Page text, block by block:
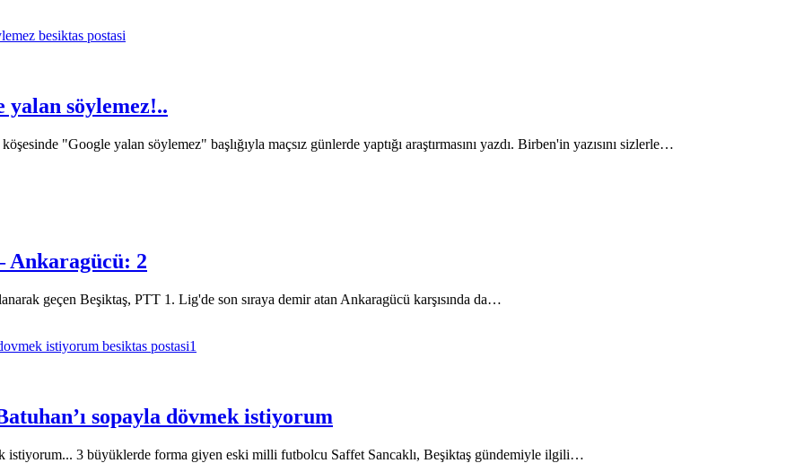
söylemez!..
"Google yalan söylemez" başlığıyla maçsız günlerde yaptığı araştırmasını yazdı. Birben'in yazısını sizlerle…
Ankaragücü: 2
geçen Beşiktaş, PTT 1. Lig'de son sıraya demir atan Ankaragücü karşısında da…
sopayla dövmek istiyorum
istiyorum... 3 büyüklerde forma giyen eski milli futbolcu Saffet Sancaklı, Beşiktaş gündemiyle ilgili…